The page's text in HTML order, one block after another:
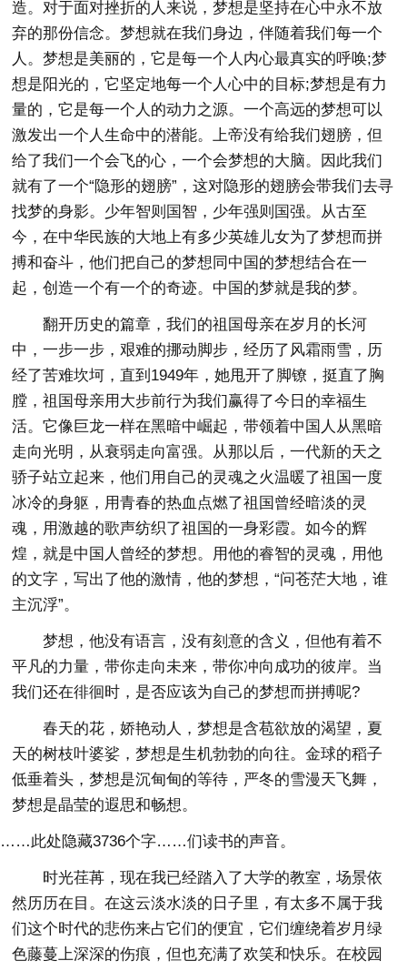
造。对于面对挫折的人来说，梦想是坚持在心中永不放
弃的那份信念。梦想就在我们身边，伴随着我们每一个
人。梦想是美丽的，它是每一个人内心最真实的呼唤;梦
想是阳光的，它坚定地每一个人心中的目标;梦想是有力
量的，它是每一个人的动力之源。一个高远的梦想可以
激发出一个人生命中的潜能。上帝没有给我们翅膀，但
给了我们一个会飞的心，一个会梦想的大脑。因此我们
就有了一个“隐形的翅膀”，这对隐形的翅膀会带我们去寻
找梦的身影。少年智则国智，少年强则国强。从古至
今，在中华民族的大地上有多少英雄儿女为了梦想而拼
搏和奋斗，他们把自己的梦想同中国的梦想结合在一
起，创造一个有一个的奇迹。中国的梦就是我的梦。
翻开历史的篇章，我们的祖国母亲在岁月的长河
中，一步一步，艰难的挪动脚步，经历了风霜雨雪，历
经了苦难坎坷，直到1949年，她甩开了脚镣，挺直了胸
膛，祖国母亲用大步前行为我们赢得了今日的幸福生
活。它像巨龙一样在黑暗中崛起，带领着中国人从黑暗
走向光明，从衰弱走向富强。从那以后，一代新的天之
骄子站立起来，他们用自己的灵魂之火温暖了祖国一度
冰冷的身躯，用青春的热血点燃了祖国曾经暗淡的灵
魂，用激越的歌声纺织了祖国的一身彩霞。如今的辉
煌，就是中国人曾经的梦想。用他的睿智的灵魂，用他
的文字，写出了他的激情，他的梦想，“问苍茫大地，谁
主沉浮”。
梦想，他没有语言，没有刻意的含义，但他有着不
平凡的力量，带你走向未来，带你冲向成功的彼岸。当
我们还在徘徊时，是否应该为自己的梦想而拼搏呢?
春天的花，娇艳动人，梦想是含苞欲放的渴望，夏
天的树枝叶婆娑，梦想是生机勃勃的向往。金球的稻子
低垂着头，梦想是沉甸甸的等待，严冬的雪漫天飞舞，
梦想是晶莹的遐思和畅想。
……此处隐藏3736个字……们读书的声音。
时光荏苒，现在我已经踏入了大学的教室，场景依
然历历在目。在这云淡水淡的日子里，有太多不属于我
们这个时代的悲伤来占它们的便宜，它们缠绕着岁月绿
色藤蔓上深深的伤痕，但也充满了欢笑和快乐。在校园